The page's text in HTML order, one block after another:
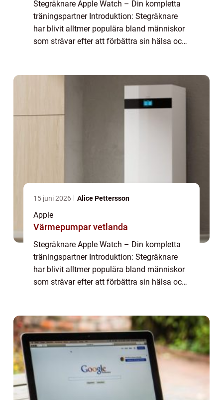
Stegräknare Apple Watch – Din kompletta
träningspartner Introduktion: Stegräknare
har blivit alltmer populära bland människor
som strävar efter att förbättra sin hälsa och
15 juni 2026 Alice Pettersson
Apple
Värmepumpar vetlanda
Stegräknare Apple Watch – Din kompletta
träningspartner Introduktion: Stegräknare
har blivit alltmer populära bland människor
som strävar efter att förbättra sin hälsa och